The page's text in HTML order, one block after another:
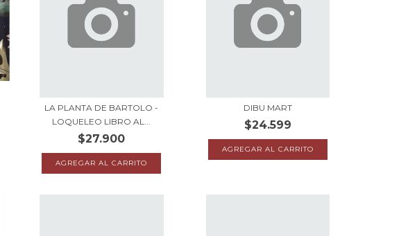
LA PLANTA DE BARTOLO -
LOQUELEO LIBRO AL...
$27.900
DIBU MART
$24.599